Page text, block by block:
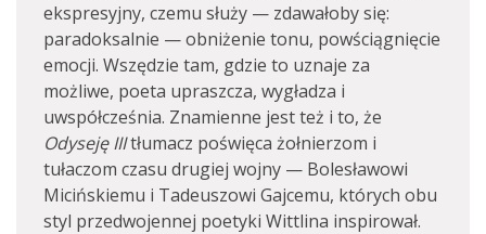
ekspresyjny, czemu służy — zdawałoby się:
paradoksalnie — obniżenie tonu, powściągnięcie
emocji. Wszędzie tam, gdzie to uznaje za
możliwe, poeta upraszcza, wygładza i
uwspółcześnia. Znamienne jest też i to, że
Odyseję IIItłumacz poświęca żołnierzom i
tułaczom czasu drugiej wojny — Bolesławowi
Micińskiemu i Tadeuszowi Gajcemu, których obu
styl przedwojennej poetyki Wittlina inspirował.